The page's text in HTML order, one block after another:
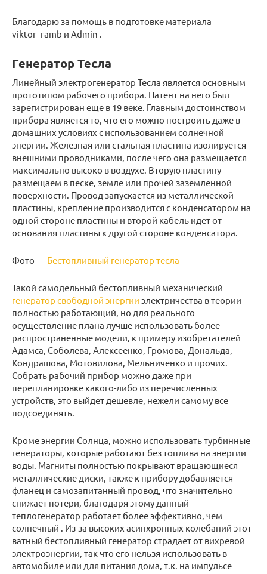
Благодарю за помощь в подготовке материала
viktor_ramb и Admin .
Генератор Тесла
Линейный электрогенератор Тесла является основным
прототипом рабочего прибора. Патент на него был
зарегистрирован еще в 19 веке. Главным достоинством
прибора является то, что его можно построить даже в
домашних условиях с использованием солнечной
энергии. Железная или стальная пластина изолируется
внешними проводниками, после чего она размещается
максимально высоко в воздухе. Вторую пластину
размещаем в песке, земле или прочей заземленной
поверхности. Провод запускается из металлической
пластины, крепление производится с конденсатором на
одной стороне пластины и второй кабель идет от
основания пластины к другой стороне конденсатора.
Фото — Бестопливный генератор тесла
Такой самодельный бестопливный механический
генератор свободной энергии электричества в теории
полностью работающий, но для реального
осуществление плана лучше использовать более
распространенные модели, к примеру изобретателей
Адамса, Соболева, Алексеенко, Громова, Дональда,
Кондрашова, Мотовилова, Мельниченко и прочих.
Собрать рабочий прибор можно даже при
перепланировке какого-либо из перечисленных
устройств, это выйдет дешевле, нежели самому все
подсоединять.
Кроме энергии Солнца, можно использовать турбинные
генераторы, которые работают без топлива на энергии
воды. Магниты полностью покрывают вращающиеся
металлические диски, также к прибору добавляется
фланец и самозапитанный провод, что значительно
снижает потери, благодаря этому данный
теплогенератор работает более эффективно, чем
солнечный . Из-за высоких асинхронных колебаний этот
ватный бестопливный генератор страдает от вихревой
электроэнергии, так что его нельзя использовать в
автомобиле или для питания дома, т.к. на импульсе